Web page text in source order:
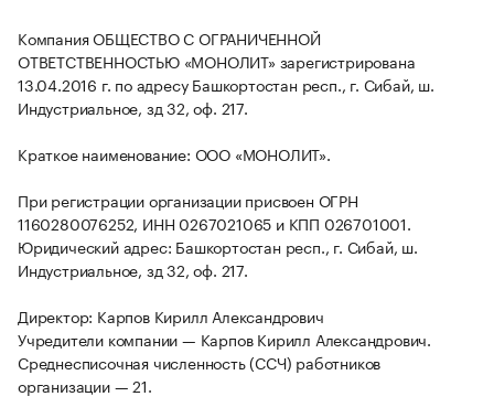
Компания ОБЩЕСТВО С ОГРАНИЧЕННОЙ
ОТВЕТСТВЕННОСТЬЮ «МОНОЛИТ» зарегистрирована
13.04.2016 г. по адресу Башкортостан респ., г. Сибай, ш.
Индустриальное, зд 32, оф. 217.
Краткое наименование: ООО «МОНОЛИТ».
При регистрации организации присвоен ОГРН
1160280076252, ИНН 0267021065 и КПП 026701001.
Юридический адрес: Башкортостан респ., г. Сибай, ш.
Индустриальное, зд 32, оф. 217.
Директор: Карпов Кирилл Александрович
Учредители компании — Карпов Кирилл Александрович.
Среднесписочная численность (ССЧ) работников
организации — 21.